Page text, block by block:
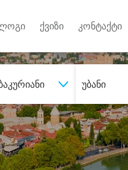
ქვიზი კონტაქტი
უბანი